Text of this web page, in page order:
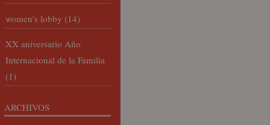
women's lobby (14)
XX aniversario Año
Internacional de la Familia
(1)
ARCHIVOS